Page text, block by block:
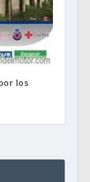
los